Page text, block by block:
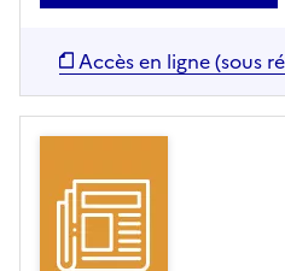
Accès en ligne (sous